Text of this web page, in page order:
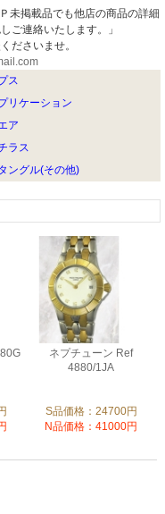
未掲載品でも他店の商品の詳細
ご連絡いたします。」
ださいませ。
ス
リケーション
ア
ラス
ングル(その他)
ネプチューン Ref
4880/1JA
S品価格：24700円
N品価格：41000円